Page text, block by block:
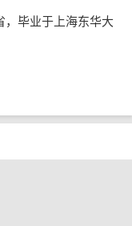
，毕业于上海东华大